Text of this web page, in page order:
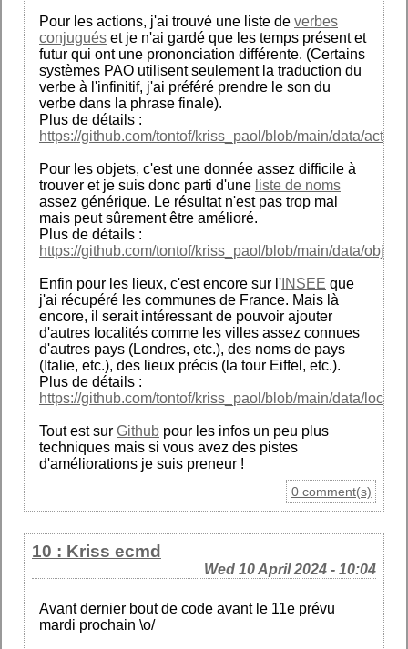
Pour les actions, j'ai trouvé une liste de verbes
conjugués et je n'ai gardé que les temps présent et
futur qui ont une prononciation différente. (Certains
systèmes PAO utilisent seulement la traduction du
verbe à l'infinitif, j'ai préféré prendre le son du
verbe dans la phrase finale).
Plus de détails :
https://github.com/tontof/kriss_paol/blob/main/data/
Pour les objets, c'est une donnée assez difficile à
trouver et je suis donc parti d'une liste de noms
assez générique. Le résultat n'est pas trop mal
mais peut sûrement être amélioré.
Plus de détails :
https://github.com/tontof/kriss_paol/blob/main/data/
Enfin pour les lieux, c'est encore sur l' INSEE que
j'ai récupéré les communes de France. Mais là
encore, il serait intéressant de pouvoir ajouter
d'autres localités comme les villes assez connues
d'autres pays (Londres, etc.), des noms de pays
(Italie, etc.), des lieux précis (la tour Eiffel, etc.).
Plus de détails :
https://github.com/tontof/kriss_paol/blob/main/data/
Tout est sur Github pour les infos un peu plus
techniques mais si vous avez des pistes
d'améliorations je suis preneur !
0 comment(s)
10 : Kriss ecmd
Wed 10 April 2024 - 10:04
Avant dernier bout de code avant le 11e prévu
mardi prochain \o/